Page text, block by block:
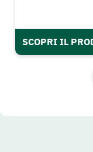
SCOPRI IL